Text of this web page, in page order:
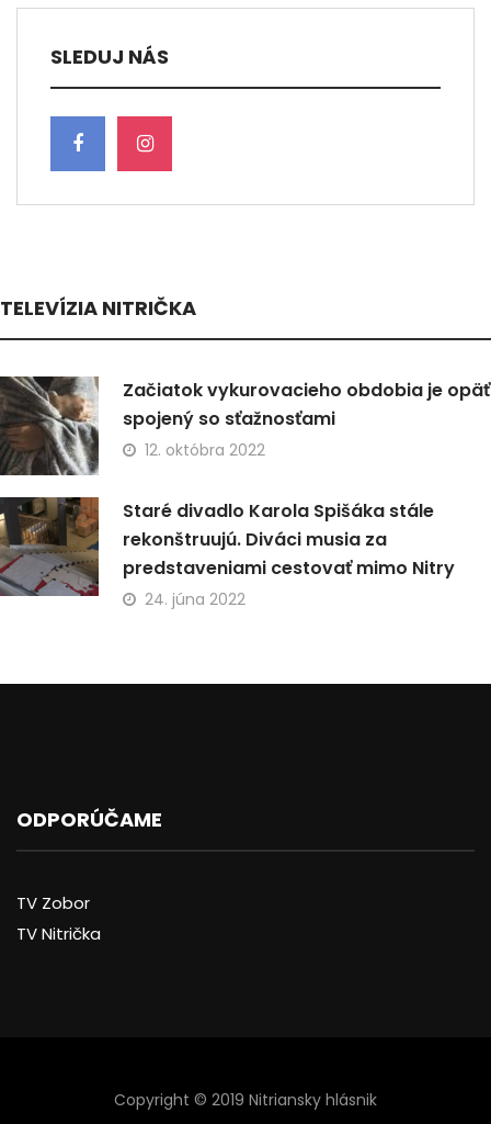
SLEDUJ NÁS
TELEVÍZIA NITRIČKA
Začiatok vykurovacieho obdobia je opäť
spojený so sťažnosťami
12. októbra 2022
Staré divadlo Karola Spišáka stále
rekonštruujú. Diváci musia za
predstaveniami cestovať mimo Nitry
24. júna 2022
ODPORÚČAME
TV Zobor
TV Nitrička
Copyright © 2019 Nitriansky hlásnik